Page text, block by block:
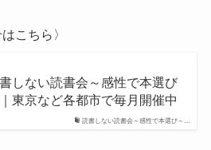
こちら〉
読書しない読書会～感性で本選び～…
しない読書会～感性で本選び
東京など各都市で毎月開催中